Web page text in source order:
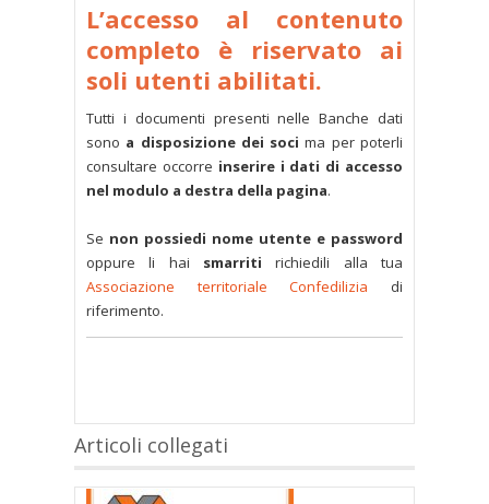
L’accesso al contenuto
completo è riservato ai
soli utenti abilitati.
Tutti i documenti presenti nelle Banche dati
sono a disposizione dei soci ma per poterli
consultare occorre inserire i dati di accesso
nel modulo a destra della pagina.
Se non possiedi nome utente e password
oppure li hai smarriti richiedili alla tua
Associazione territoriale Confedilizia di
riferimento.
Articoli collegati